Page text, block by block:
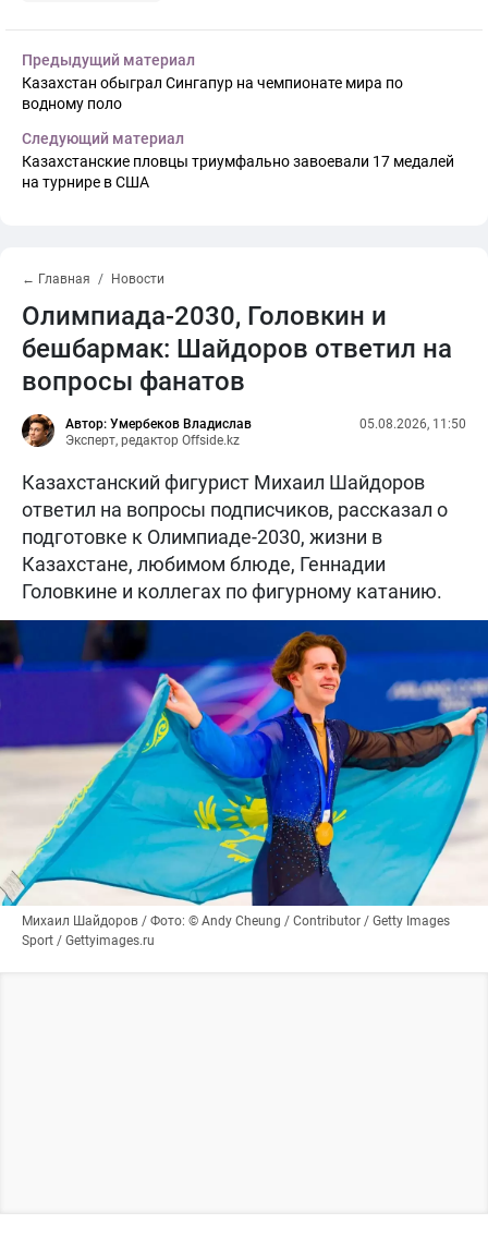
Предыдущий материал
Казахстан обыграл Сингапур на чемпионате мира по
водному поло
Следующий материал
Казахстанские пловцы триумфально завоевали 17 медалей
на турнире в США
← Главная Новости
Олимпиада-2030, Головкин и
бешбармак: Шайдоров ответил на
вопросы фанатов
Автор: Умербеков Владислав
Эксперт, редактор Offside.kz
05.08.2026, 11:50
Казахстанский фигурист Михаил Шайдоров
ответил на вопросы подписчиков, рассказал о
подготовке к Олимпиаде-2030, жизни в
Казахстане, любимом блюде, Геннадии
Головкине и коллегах по фигурному катанию.
Михаил Шайдоров / Фото: © Andy Cheung / Contributor / Getty Images
Sport / Gettyimages.ru